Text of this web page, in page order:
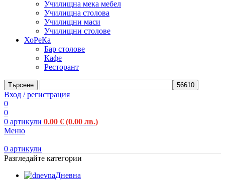
Училищна мека мебел
Училищна столова
Училищни маси
Училищни столове
ХоРеКа
Бар столове
Кафе
Ресторант
Търсене
Вход / регистрация
0
0
0 артикули 0.00 € (0.00 лв.)
Меню
0 артикули
Разгледайте категории
Дневна